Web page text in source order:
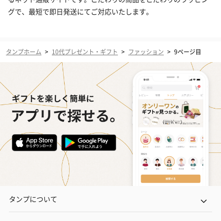
グで、最短で即日発送にてご対応いたします。
タンプホーム > 10代プレゼント・ギフト > ファッション > 9ページ目
タンプについて